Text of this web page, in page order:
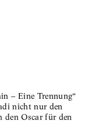
– Eine Trennung“
nicht nur den
den Oscar für den